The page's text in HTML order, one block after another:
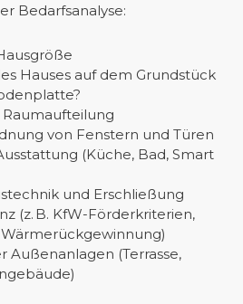
Bedarfsanalyse:
Hauses auf dem Grundstück
Raumaufteilung
von Fenstern und Türen
(Küche, Bad, Smart
und Erschließung
(z. B. KfW-Förderkriterien,
Außenanlagen (Terrasse,